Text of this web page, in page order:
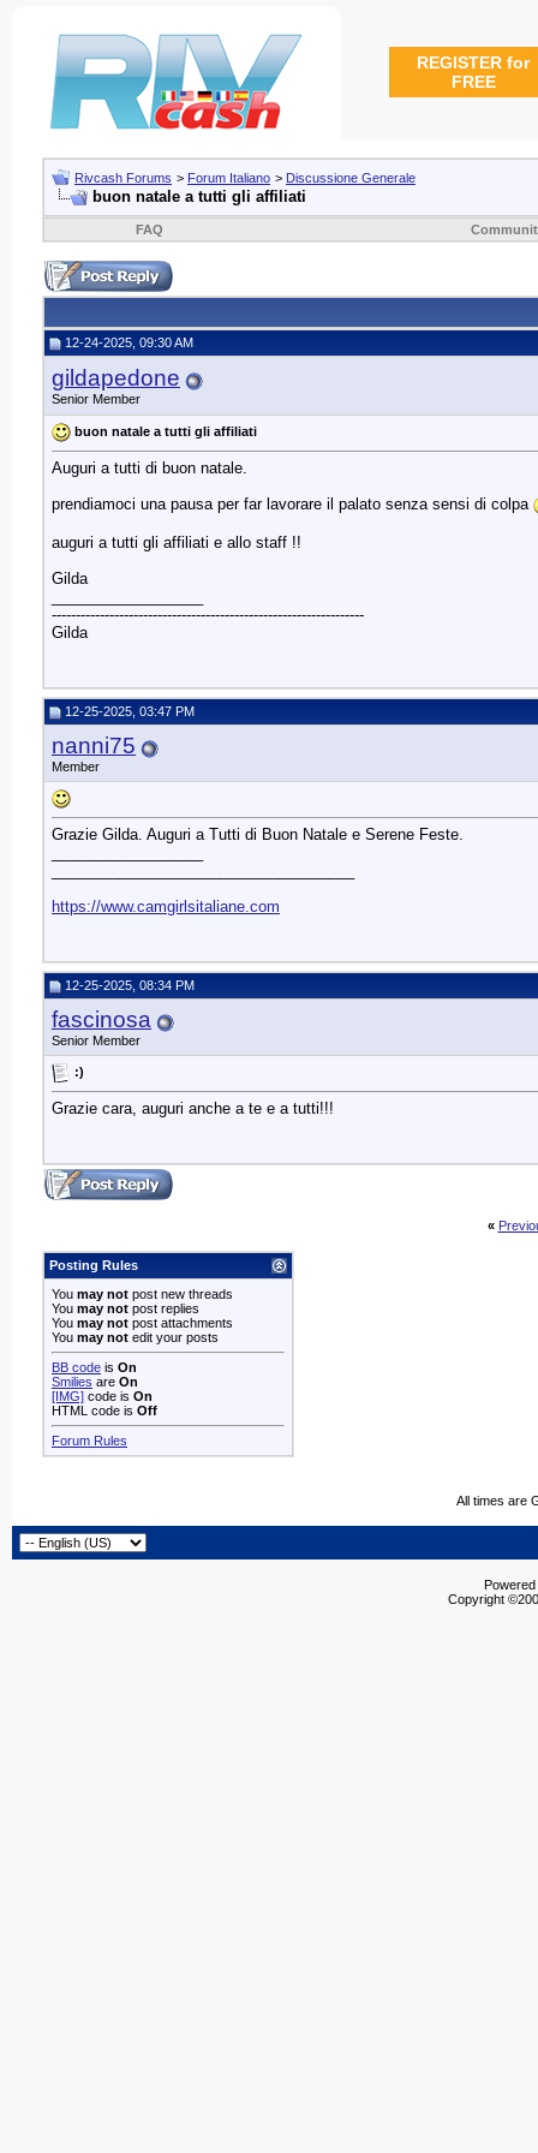
REGISTER for
FREE
Rivcash Forums > Forum Italiano > Discussione Generale
buon natale a tutti gli affiliati
FAQ
12-24-2025, 09:30 AM
gildapedone
Senior Member
buon natale a tutti gli affiliati
Auguri a tutti di buon natale.
prendiamoci una pausa per far lavorare il palato senza sensi di colpa
auguri a tutti gli affiliati e allo staff !!
Gilda
-----------------------------------------------------------------
Gilda
12-25-2025, 03:47 PM
nanni75
Member
Grazie Gilda. Auguri a Tutti di Buon Natale e Serene Feste.
https://www.camgirlsitaliane.com
12-25-2025, 08:34 PM
fascinosa
Senior Member
:)
Grazie cara, auguri anche a te e a tutti!!!
«
Posting Rules
You may not post new threads
You may not post replies
You may not post attachments
You may not edit your posts
BB code is On
Smilies are On
[IMG] code is On
HTML code is Off
Forum Rules
All times are
Copyright